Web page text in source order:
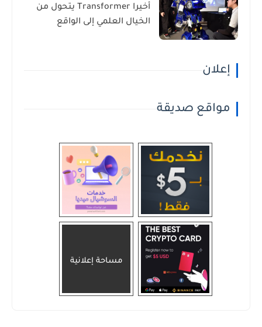
أخيرا Transformer يتحول من
الخيال العلمي إلى الواقع
إعلان
مواقع صديقة
مساحة إعلانية